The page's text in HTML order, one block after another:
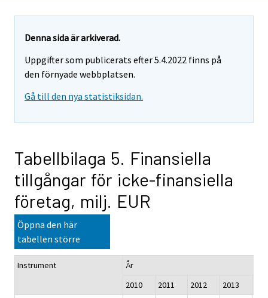
Denna sida är arkiverad.
Uppgifter som publicerats efter 5.4.2022 finns på
den förnyade webbplatsen.
Gå till den nya statistiksidan.
Tabellbilaga 5. Finansiella
tillgångar för icke-finansiella
företag, milj. EUR
Öppna den här
tabellen större
Instrument
År
2010
2011 2012 2013